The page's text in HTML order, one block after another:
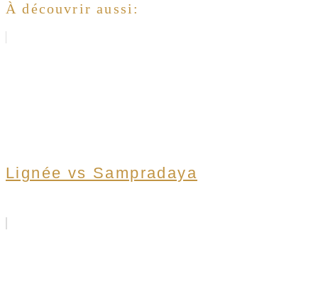
À découvrir aussi:
Lignée vs Sampradaya